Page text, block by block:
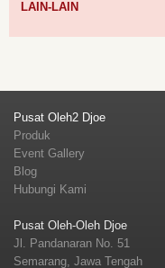
LAIN-LAIN
Pusat Oleh2 Djoe
Produk
Event Gallery
Blog
Hubungi Kami
Pusat Oleh-Oleh Djoe
Jl. Pandanaran No. 51
Semarang, Jawa Tengah